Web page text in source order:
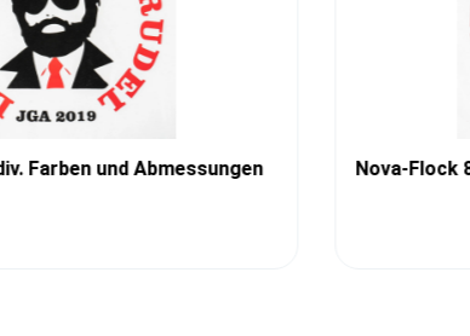
Farben und Abmessungen Nova-Flock